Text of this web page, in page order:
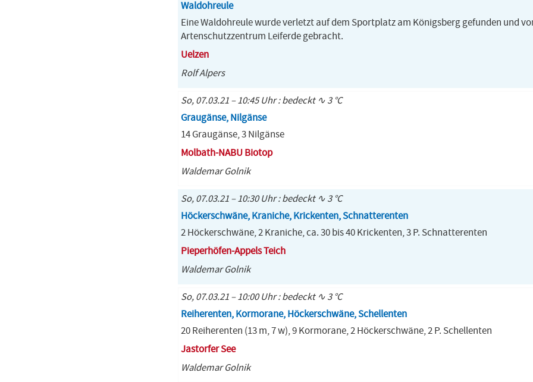
Waldohreule
Eine Waldohreule wurde verletzt auf dem Sportplatz am Königsberg gefunden und
Artenschutzzentrum Leiferde gebracht.
Uelzen
Rolf Alpers
So, 07.03.21 – 10:45 Uhr : bedeckt ∿ 3 °C
Graugänse, Nilgänse
14 Graugänse, 3 Nilgänse
Molbath-NABU Biotop
Waldemar Golnik
So, 07.03.21 – 10:30 Uhr : bedeckt ∿ 3 °C
Höckerschwäne, Kraniche, Krickenten, Schnatterenten
2 Höckerschwäne, 2 Kraniche, ca. 30 bis 40 Krickenten, 3 P. Schnatterenten
Pieperhöfen-Appels Teich
Waldemar Golnik
So, 07.03.21 – 10:00 Uhr : bedeckt ∿ 3 °C
Reiherenten, Kormorane, Höckerschwäne, Schellenten
20 Reiherenten (13 m, 7 w), 9 Kormorane, 2 Höckerschwäne, 2 P. Schellenten
Jastorfer See
Waldemar Golnik